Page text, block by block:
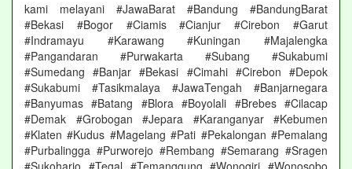
kami melayani #JawaBarat #Bandung #BandungBarat
#Bekasi #Bogor #Ciamis #Cianjur #Cirebon #Garut
#Indramayu #Karawang #Kuningan #Majalengka
#Pangandaran #Purwakarta #Subang #Sukabumi
#Sumedang #Banjar #Bekasi #Cimahi #Cirebon #Depok
#Sukabumi #Tasikmalaya #JawaTengah #Banjarnegara
#Banyumas #Batang #Blora #Boyolali #Brebes #Cilacap
#Demak #Grobogan #Jepara #Karanganyar #Kebumen
#Klaten #Kudus #Magelang #Pati #Pekalongan #Pemalang
#Purbalingga #Purworejo #Rembang #Semarang #Sragen